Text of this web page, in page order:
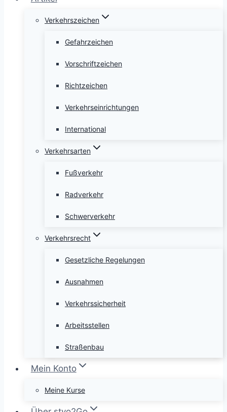
Verkehrszeichen
Gefahrzeichen
Vorschriftzeichen
Richtzeichen
Verkehrseinrichtungen
International
Verkehrsarten
Fußverkehr
Radverkehr
Schwerverkehr
Verkehrsrecht
Gesetzliche Regelungen
Ausnahmen
Verkehrssicherheit
Arbeitsstellen
Straßenbau
Mein Konto
Meine Kurse